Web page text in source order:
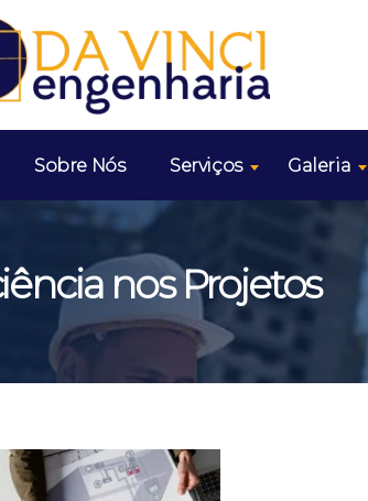
Sobre Nós Serviços Galeria
nos Projetos